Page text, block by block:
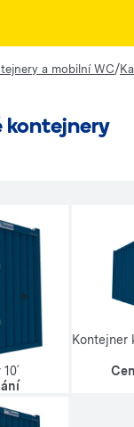
a mobilní WC/
kontejnery
Kontejner